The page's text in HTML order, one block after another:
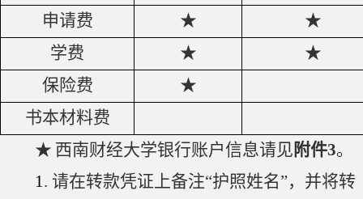
申请费
★
★
学费
★
★
保险费
★
书本材料费
★ 西南财经大学银行账户信息请见 附件3。
1. 请在转款凭证上备注“护照姓名”，并将转